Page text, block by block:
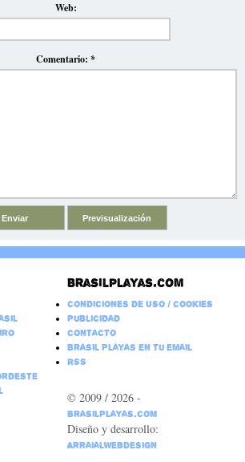
Web:
Comentario: *
Brasilplayas.com
Condiciones de Uso / Cookies
Publicidad
Contacto
Brasil Playas en tu email
RSS
© 2009 / 2026 -
BrasilPlayas.com
Diseño y desarrollo:
ArraialWebDesign